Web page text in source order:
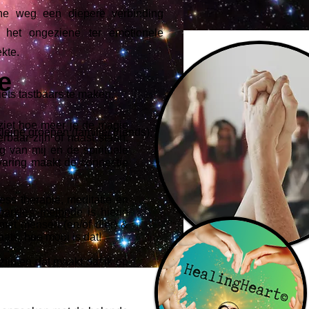
weg een diepere verbinding
ongeziene ter emotionele
tastbaars te maken.
groepen (familie/ friends),
hoe meer je de magie
zijn of naast staan,
van mij en de spirituele
maakt de connectie
therapie, meditatie en
methode is hierin
mensen (en/of dier) &
hoe mooi is dat!
en dat maakt dat ik op